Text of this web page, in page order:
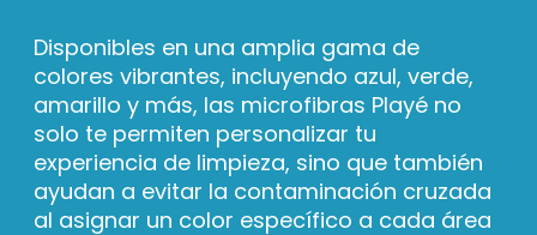
Disponibles en una amplia gama de
colores vibrantes, incluyendo azul, verde,
amarillo y más, las microfibras Playé no
solo te permiten personalizar tu
experiencia de limpieza, sino que también
ayudan a evitar la contaminación cruzada
al asignar un color específico a cada área